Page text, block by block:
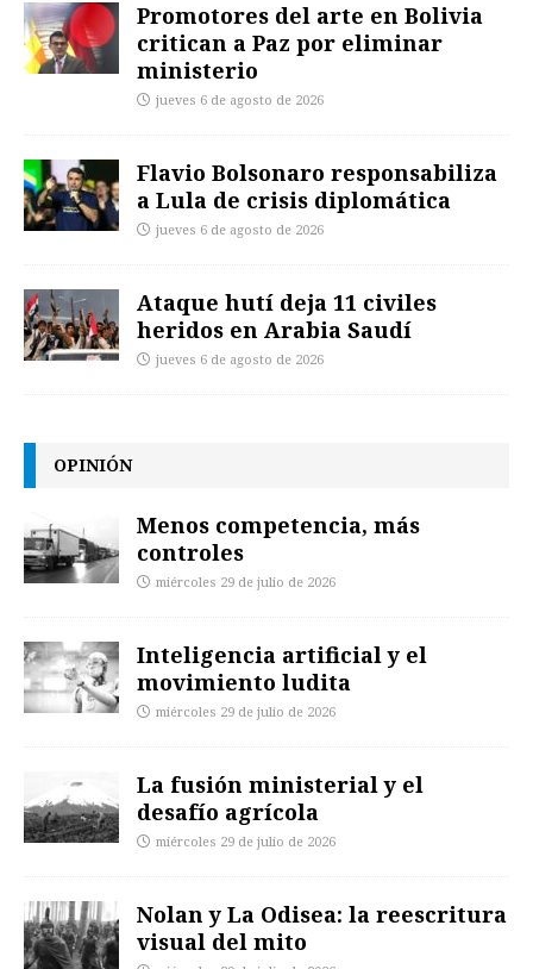
Promotores del arte en Bolivia
critican a Paz por eliminar
ministerio
jueves 6 de agosto de 2026
Flavio Bolsonaro responsabiliza
a Lula de crisis diplomática
jueves 6 de agosto de 2026
Ataque hutí deja 11 civiles
heridos en Arabia Saudí
jueves 6 de agosto de 2026
OPINIÓN
Menos competencia, más
controles
miércoles 29 de julio de 2026
Inteligencia artificial y el
movimiento ludita
miércoles 29 de julio de 2026
La fusión ministerial y el
desafío agrícola
miércoles 29 de julio de 2026
Nolan y La Odisea: la reescritura
visual del mito